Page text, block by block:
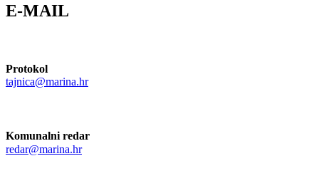
E-MAIL
Protokol
tajnica@marina.hr
Komunalni redar
redar@marina.hr